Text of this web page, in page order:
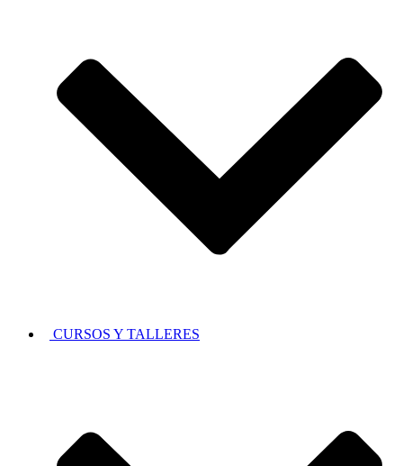
CURSOS Y TALLERES